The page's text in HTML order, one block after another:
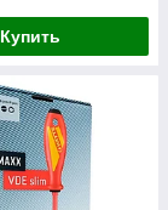
Купить